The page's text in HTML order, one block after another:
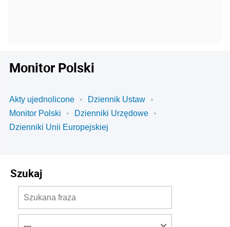
Monitor Polski
Akty ujednolicone
Dziennik Ustaw
Monitor Polski
Dzienniki Urzędowe
Dzienniki Unii Europejskiej
Szukaj